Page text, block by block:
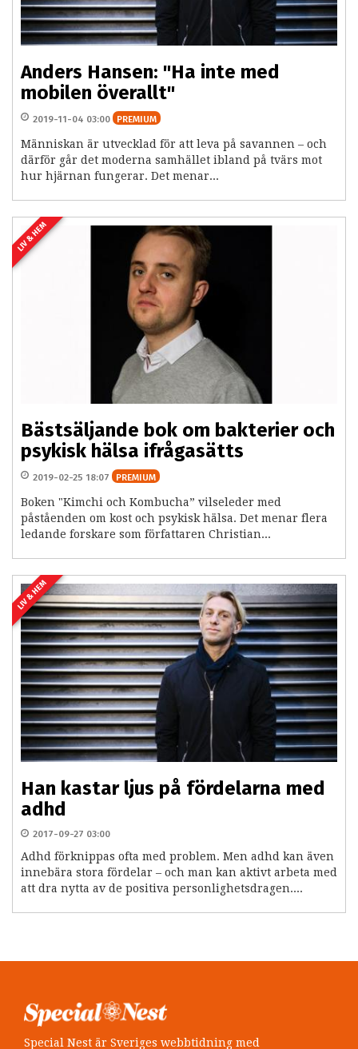
Anders Hansen: "Ha inte med
mobilen överallt"
2019-11-04 03:00 PREMIUM
Människan är utvecklad för att leva på savannen – och
därför går det moderna samhället ibland på tvärs mot
hur hjärnan fungerar. Det menar...
LIV & HEM
Bästsäljande bok om bakterier och
psykisk hälsa ifrågasätts
2019-02-25 18:07 PREMIUM
Boken "Kimchi och Kombucha” vilseleder med
påståenden om kost och psykisk hälsa. Det menar flera
ledande forskare som författaren Christian...
LIV & HEM
Han kastar ljus på fördelarna med
adhd
2017-09-27 03:00
Adhd förknippas ofta med problem. Men adhd kan även
innebära stora fördelar – och man kan aktivt arbeta med
att dra nytta av de positiva personlighetsdragen....
Special Nest är Sveriges webbtidning med